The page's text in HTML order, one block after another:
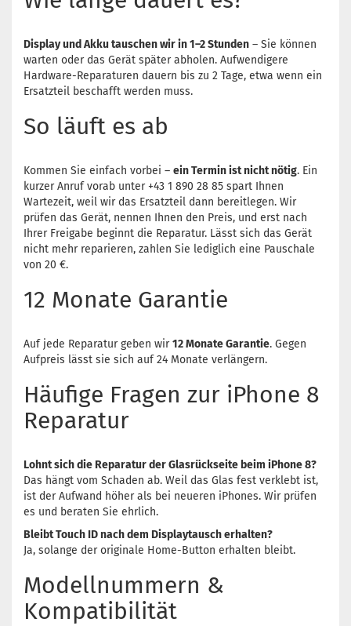
Display und Akku tauschen wir in 1–2 Stunden – Sie können
warten oder das Gerät später abholen. Aufwendigere
Hardware-Reparaturen dauern bis zu 2 Tage, etwa wenn ein
Ersatzteil beschafft werden muss.
So läuft es ab
Kommen Sie einfach vorbei – ein Termin ist nicht nötig. Ein
kurzer Anruf vorab unter +43 1 890 28 85 spart Ihnen
Wartezeit, weil wir das Ersatzteil dann bereitlegen. Wir
prüfen das Gerät, nennen Ihnen den Preis, und erst nach
Ihrer Freigabe beginnt die Reparatur. Lässt sich das Gerät
nicht mehr reparieren, zahlen Sie lediglich eine Pauschale
von 20 €.
12 Monate Garantie
Auf jede Reparatur geben wir12 Monate Garantie. Gegen
Aufpreis lässt sie sich auf 24 Monate verlängern.
Häufige Fragen zur iPhone 8
Reparatur
Lohnt sich die Reparatur der Glasrückseite beim iPhone 8?
Das hängt vom Schaden ab. Weil das Glas fest verklebt ist,
ist der Aufwand höher als bei neueren iPhones. Wir prüfen
es und beraten Sie ehrlich.
Bleibt Touch ID nach dem Displaytausch erhalten?
Ja, solange der originale Home-Button erhalten bleibt.
Modellnummern &
Kompatibilität